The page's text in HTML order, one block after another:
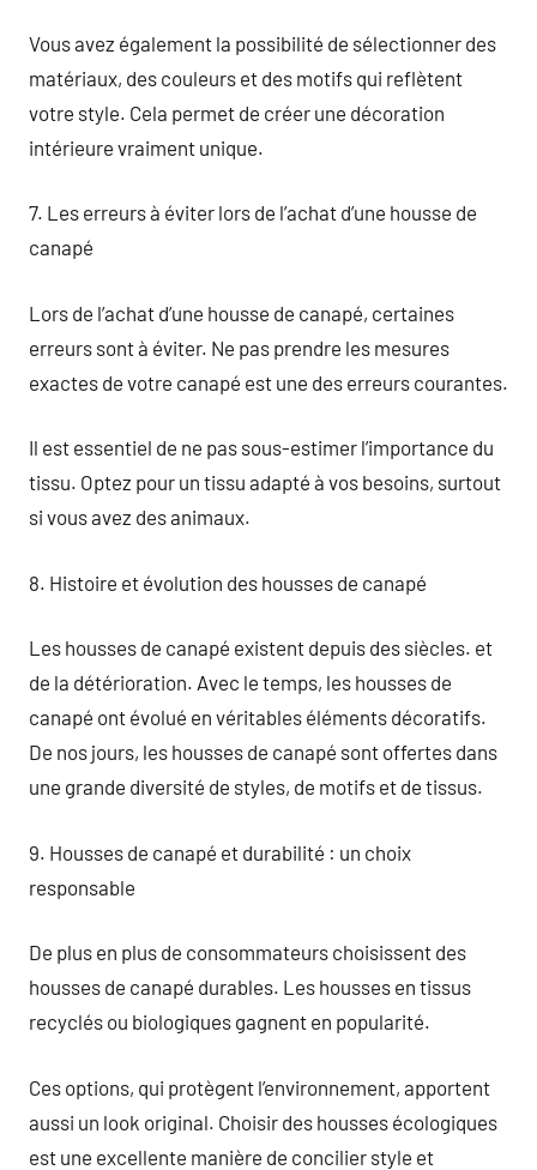
Vous avez également la possibilité de sélectionner des
matériaux, des couleurs et des motifs qui reflètent
votre style. Cela permet de créer une décoration
intérieure vraiment unique.
7. Les erreurs à éviter lors de l’achat d’une housse de
canapé
Lors de l’achat d’une housse de canapé, certaines
erreurs sont à éviter. Ne pas prendre les mesures
exactes de votre canapé est une des erreurs courantes.
Il est essentiel de ne pas sous-estimer l’importance du
tissu. Optez pour un tissu adapté à vos besoins, surtout
si vous avez des animaux.
8. Histoire et évolution des housses de canapé
Les housses de canapé existent depuis des siècles. et
de la détérioration. Avec le temps, les housses de
canapé ont évolué en véritables éléments décoratifs.
De nos jours, les housses de canapé sont offertes dans
une grande diversité de styles, de motifs et de tissus.
9. Housses de canapé et durabilité : un choix
responsable
De plus en plus de consommateurs choisissent des
housses de canapé durables. Les housses en tissus
recyclés ou biologiques gagnent en popularité.
Ces options, qui protègent l’environnement, apportent
aussi un look original. Choisir des housses écologiques
est une excellente manière de concilier style et